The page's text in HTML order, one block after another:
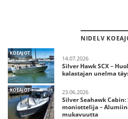
NIDELV
KOEAJOT
14.07.2026
Silver Hawk SCX –
kalastajan unelma
KOEAJOT 23.06.2026
Silver Seahawk
moniottelija –
mukavuutta